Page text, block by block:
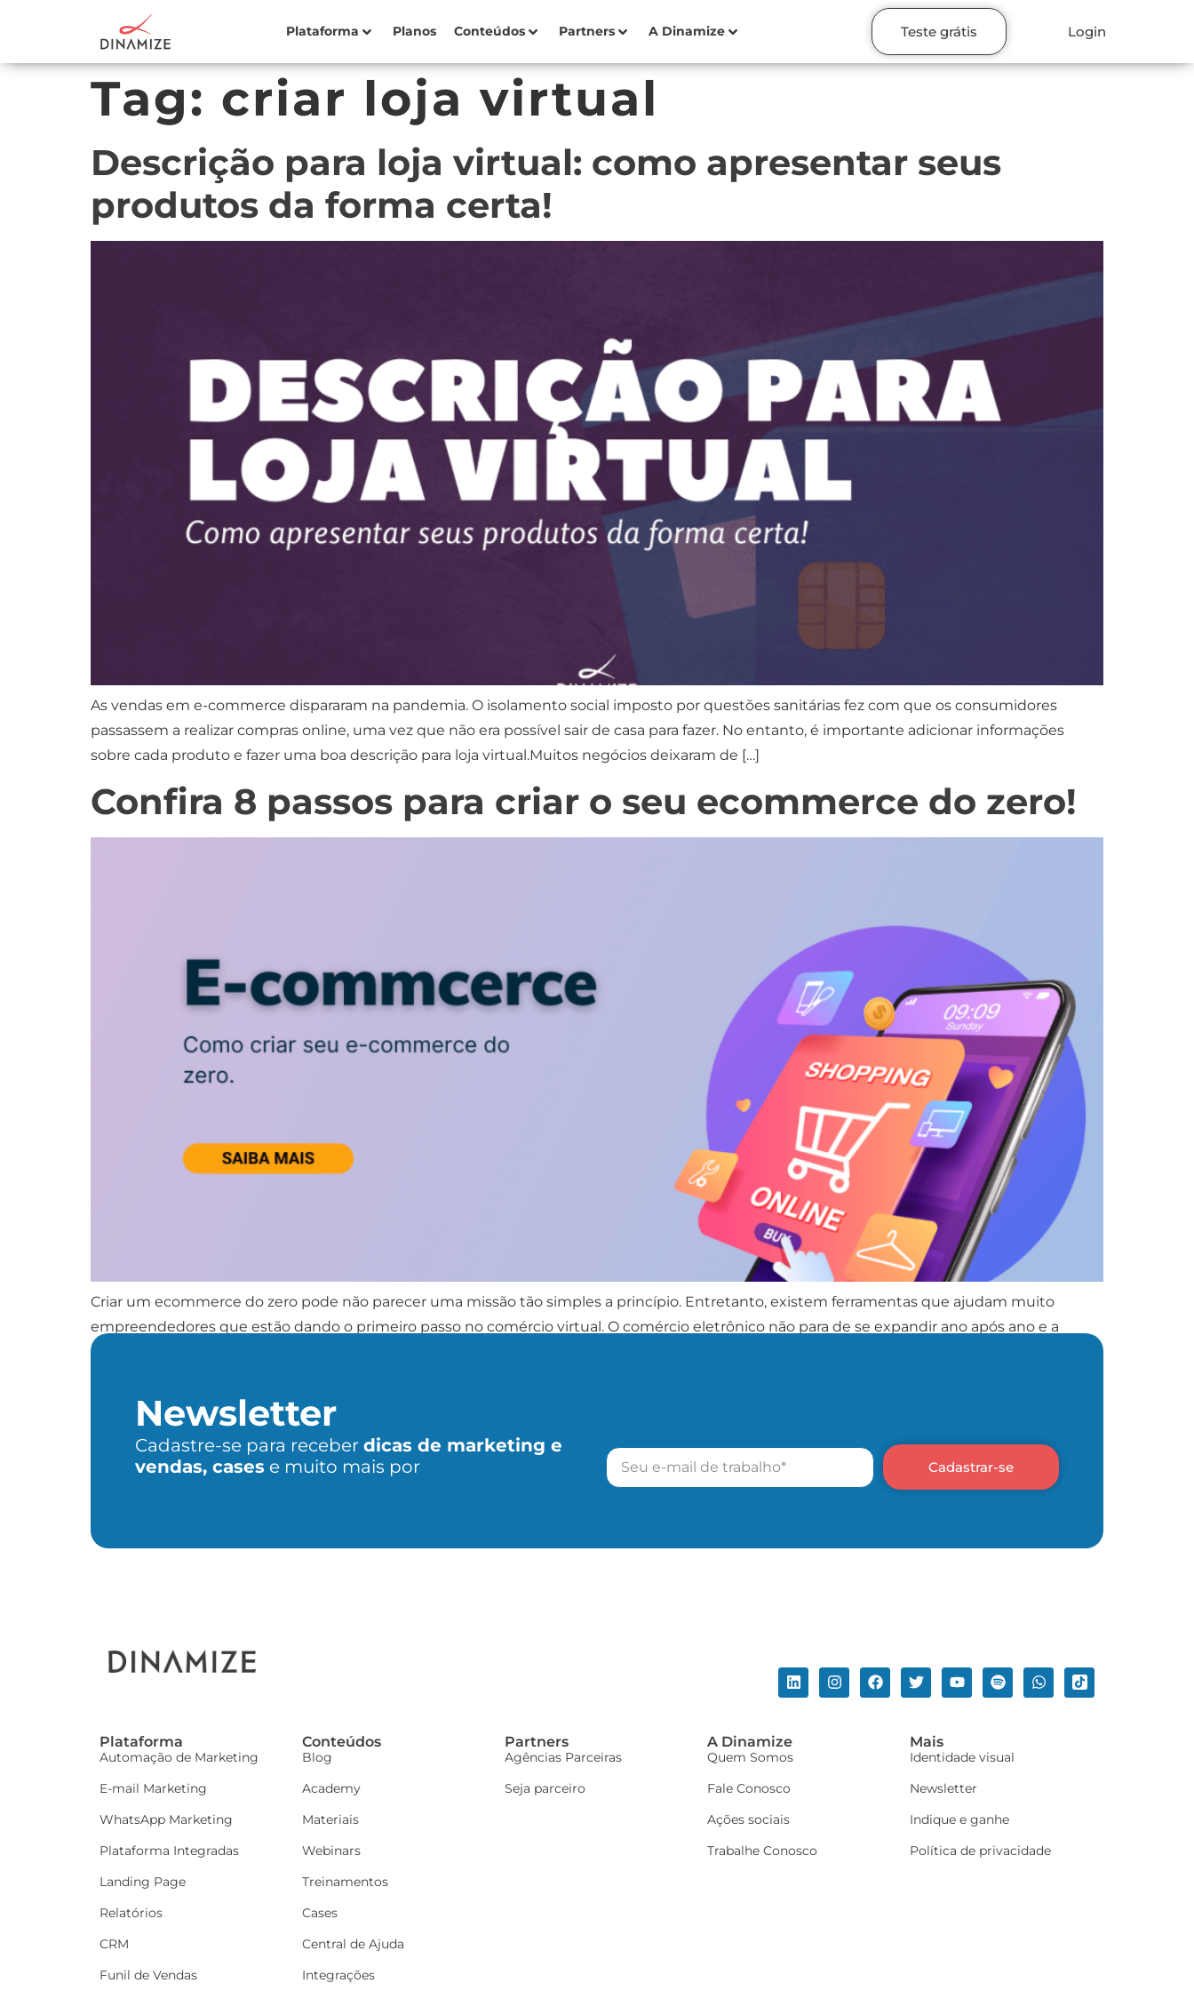
Plataforma Planos Conteúdos Partners A Dinamize Teste grátis Login
Tag: criar loja virtual
Descrição para loja virtual: como apresentar seus
produtos da forma certa!
As vendas em e-commerce dispararam na pandemia. O isolamento social imposto por questões sanitárias fez com que os consumidores
passassem a realizar compras online, uma vez que não era possível sair de casa para fazer. No entanto, é importante adicionar informações
sobre cada produto e fazer uma boa descrição para loja virtual.Muitos negócios deixaram de […]
Confira 8 passos para criar o seu ecommerce do zero!
Criar um ecommerce do zero pode não parecer uma missão tão simples a princípio. Entretanto, existem ferramentas que ajudam muito
empreendedores que estão dando o primeiro passo no comércio virtual. O comércio eletrônico não para de se expandir ano após ano e a
pandemia foi outro grande divisor de águas. Por conta das medidas sanitárias […]
Newsletter
Cadastre-se para receber dicas de marketing e
vendas, cases e muito mais por Cadastrar-se
Plataforma
Automação de Marketing
E-mail Marketing
WhatsApp Marketing
Plataforma Integradas
Landing Page
Relatórios
CRM
Funil de Vendas
Conteúdos
Blog
Academy
Materiais
Webinars
Treinamentos
Cases
Central de Ajuda
Integrações
Partners
Agências Parceiras
Seja parceiro
A Dinamize
Quem Somos
Fale Conosco
Ações sociais
Trabalhe Conosco
Mais
Identidade visual
Newsletter
Indique e ganhe
Política de privacidade